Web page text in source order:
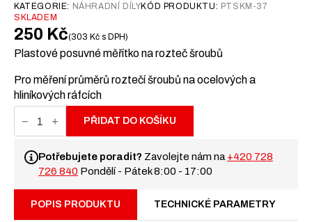
KATEGORIE: NÁHRADNÍ DÍLYKÓD PRODUKTU: PTSKM-37
SKLADEM
250 Kč 303 Kč s DPH
Plastové posuvné měřítko na rozteč šroubů
Pro měření průměrů roztečí šroubů na ocelových a
hliníkových ráfcích
Plastový
třmen
s
měřítkem
množství
PŘIDAT DO KOŠÍKU
Potřebujete poradit? Zavolejte nám na +420 728
726 840 Pondělí - Pátek 8:00 - 17:00
POPIS PRODUKTU TECHNICKÉ PARAMETRY